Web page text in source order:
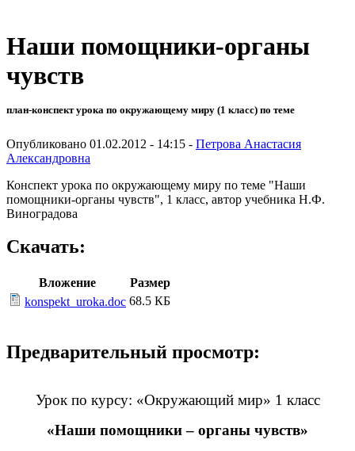
Наши помощники-органы
чувств
план-конспект урока по окружающему миру (1 класс) по теме
Опубликовано 01.02.2012 - 14:15 - Петрова Анастасия
Александровна
Конспект урока по окружающему миру по теме "Наши
помощники-органы чувств", 1 класс, автор учебника Н.Ф.
Виноградова
Скачать:
Вложение
Размер
konspekt_uroka.doc 68.5 КБ
Предварительный просмотр:
Урок по курсу: «Окружающий мир» 1 класс
«Наши помощники – органы чувств»